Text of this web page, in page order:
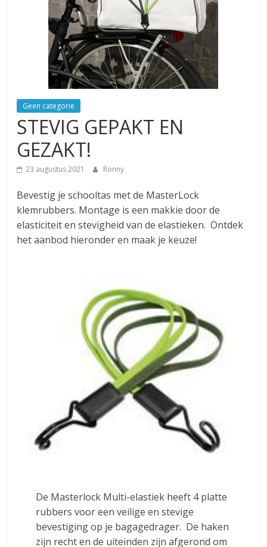
Geen categorie
STEVIG GEPAKT EN
GEZAKT!
23 augustus 2021 Ronny
Bevestig je schooltas met de MasterLock
klemrubbers. Montage is een makkie door de
elasticiteit en stevigheid van de elastieken. Ontdek
het aanbod hieronder en maak je keuze!
De Masterlock Multi-elastiek heeft 4 platte
rubbers voor een veilige en stevige
bevestiging op je bagagedrager. De haken
zijn recht en de uiteinden zijn afgerond om